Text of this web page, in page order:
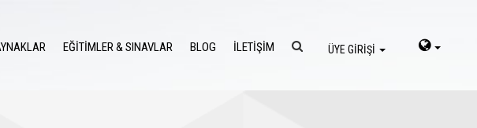
EĞİTİMLER & SINAVLAR BLOG İLETİŞİM ÜYE GİRİŞİ